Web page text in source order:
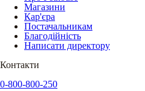
Магазини
Кар'єра
Постачальникам
Благодійність
Написати директору
Контакти
0-800-800-250